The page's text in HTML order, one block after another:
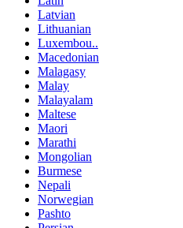
Latvian
Lithuanian
Luxembou..
Macedonian
Malagasy
Malay
Malayalam
Maltese
Maori
Marathi
Mongolian
Burmese
Nepali
Norwegian
Pashto